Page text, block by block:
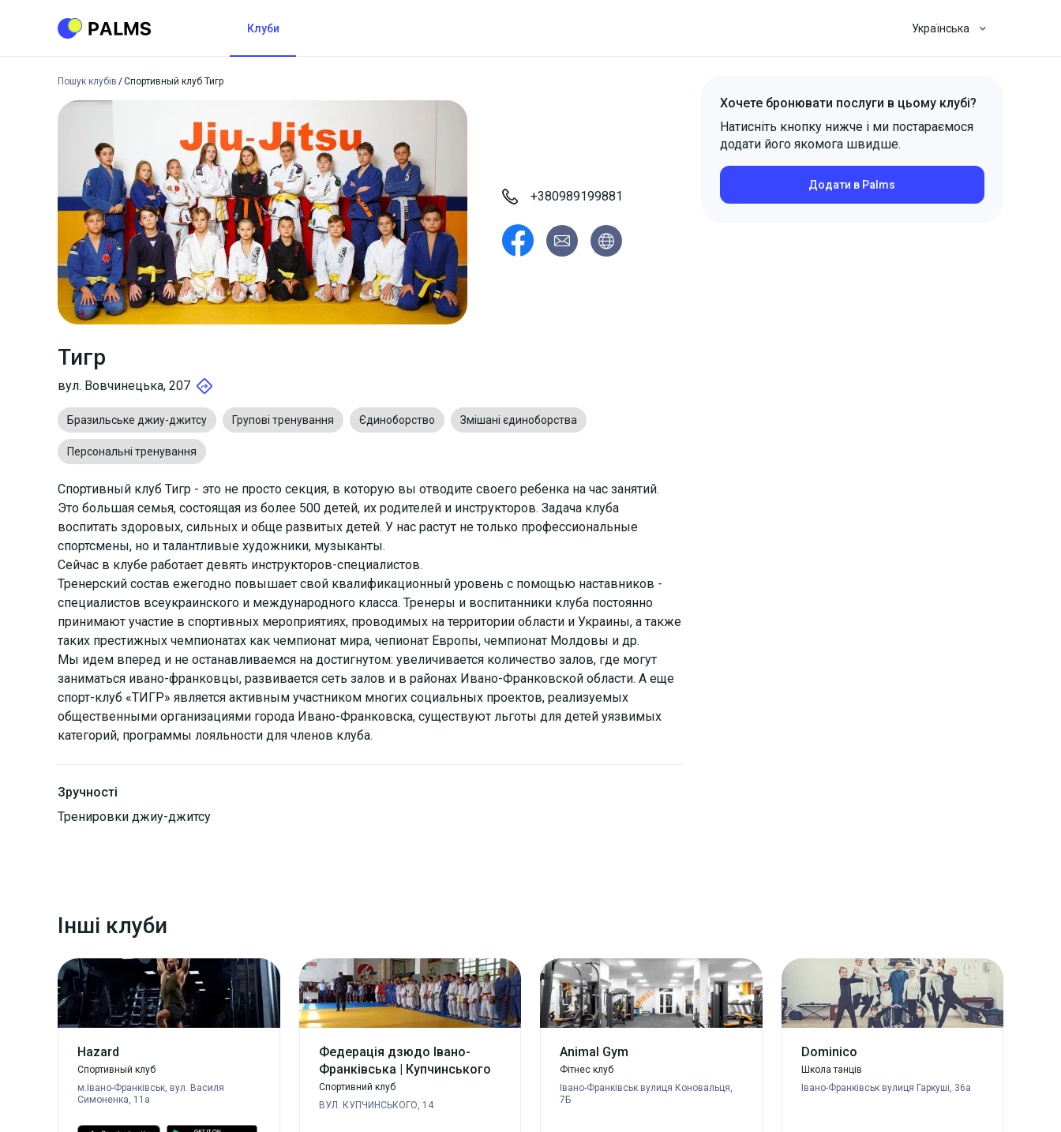
Клуби Українська
Пошук клубів Спортивный клуб Тигр
Тигр
вул. Вовчинецька, 207
Бразильське джиу-джитсу Групові тренування Єдиноборство Змішані єдиноборства
Персональні тренування
Спортивный клуб Тигр - это не просто секция, в которую вы отводите своего ребенка на час занятий.
Это большая семья, состоящая из более 500 детей, их родителей и инструкторов. Задача клуба
воспитать здоровых, сильных и обще развитых детей. У нас растут не только профессиональные
спортсмены, но и талантливые художники, музыканты.
Сейчас в клубе работает девять инструкторов-специалистов.
Тренерский состав ежегодно повышает свой квалификационный уровень с помощью наставников -
специалистов всеукраинского и международного класса. Тренеры и воспитанники клуба постоянно
принимают участие в спортивных мероприятиях, проводимых на территории области и Украины, а также
таких престижных чемпионатах как чемпионат мира, чепионат Европы, чемпионат Молдовы и др.
Мы идем вперед и не останавливаемся на достигнутом: увеличивается количество залов, где могут
заниматься ивано-франковцы, развивается сеть залов и в районах Ивано-Франковской области. А еще
спорт-клуб «ТИГР» является активным участником многих социальных проектов, реализуемых
общественными организациями города Ивано-Франковска, существуют льготы для детей уязвимых
категорий, программы лояльности для членов клуба.
Зручності
Тренировки джиу-джитсу
+380989199881
Хочете бронювати послуги в цьому клубі?
Натисніть кнопку нижче і ми постараємося
додати його якомога швидше.
Додати в Palms
Інші клуби
Hazard
Спортивный клуб
м.Івано-Франківськ, вул. Василя
Симоненка, 11а
Федерація дзюдо Івано-
Франківська | Купчинського
Спортивний клуб
ВУЛ. КУПЧИНСЬКОГО, 14
Animal Gym
Фітнес клуб
Івано-Франківськ вулиця Коновальця,
7Б
Dominico
Школа танців
Івано-Франківськ вулиця Гаркуші, 36а